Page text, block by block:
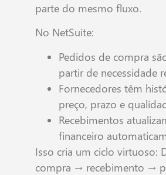
parte do mesmo fluxo.
No NetSuite:
Pedidos de compra
partir de necessidade
Fornecedores têm
preço, prazo e
Recebimentos
financeiro
Isso cria um ciclo virtuoso:
compra → recebimento →